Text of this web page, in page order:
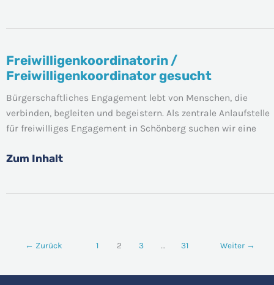
Freiwilligenkoordinatorin /
Freiwilligenkoordinator gesucht
Bürgerschaftliches Engagement lebt von Menschen, die
verbinden, begleiten und begeistern. Als zentrale Anlaufstelle
für freiwilliges Engagement in Schönberg suchen wir eine
Freiwilligenkoordinatorin
/
gesucht
Zum Inhalt
← Zurück 1 2 3 … 31 Weiter →